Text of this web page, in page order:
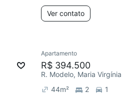
Ver contato
Apartamento
R$ 394.500
R. Modelo, Maria Virgínia
44m² 2 1